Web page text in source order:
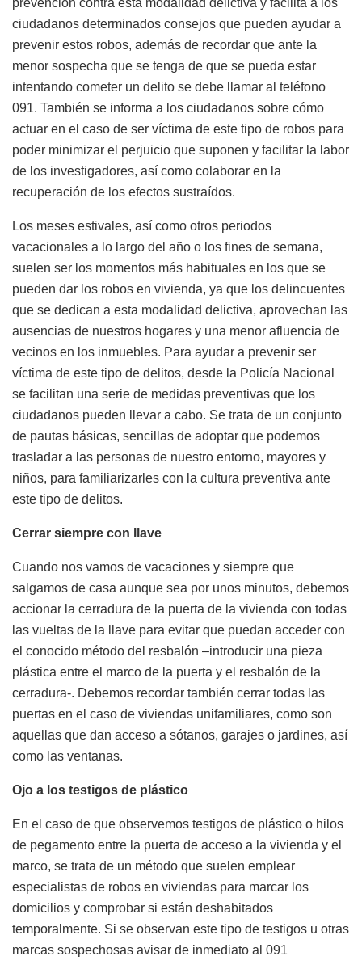
ciudadanos determinados consejos que pueden ayudar a
prevenir estos robos, además de recordar que ante la
menor sospecha que se tenga de que se pueda estar
intentando cometer un delito se debe llamar al teléfono
091. También se informa a los ciudadanos sobre cómo
actuar en el caso de ser víctima de este tipo de robos para
poder minimizar el perjuicio que suponen y facilitar la labor
de los investigadores, así como colaborar en la
recuperación de los efectos sustraídos.
Los meses estivales, así como otros periodos
vacacionales a lo largo del año o los fines de semana,
suelen ser los momentos más habituales en los que se
pueden dar los robos en vivienda, ya que los delincuentes
que se dedican a esta modalidad delictiva, aprovechan las
ausencias de nuestros hogares y una menor afluencia de
vecinos en los inmuebles. Para ayudar a prevenir ser
víctima de este tipo de delitos, desde la Policía Nacional
se facilitan una serie de medidas preventivas que los
ciudadanos pueden llevar a cabo. Se trata de un conjunto
de pautas básicas, sencillas de adoptar que podemos
trasladar a las personas de nuestro entorno, mayores y
niños, para familiarizarles con la cultura preventiva ante
este tipo de delitos.
Cerrar siempre con llave
Cuando nos vamos de vacaciones y siempre que
salgamos de casa aunque sea por unos minutos, debemos
accionar la cerradura de la puerta de la vivienda con todas
las vueltas de la llave para evitar que puedan acceder con
el conocido método del resbalón –introducir una pieza
plástica entre el marco de la puerta y el resbalón de la
cerradura-. Debemos recordar también cerrar todas las
puertas en el caso de viviendas unifamiliares, como son
aquellas que dan acceso a sótanos, garajes o jardines, así
como las ventanas.
Ojo a los testigos de plástico
En el caso de que observemos testigos de plástico o hilos
de pegamento entre la puerta de acceso a la vivienda y el
marco, se trata de un método que suelen emplear
especialistas de robos en viviendas para marcar los
domicilios y comprobar si están deshabitados
temporalmente. Si se observan este tipo de testigos u otras
marcas sospechosas avisar de inmediato al 091